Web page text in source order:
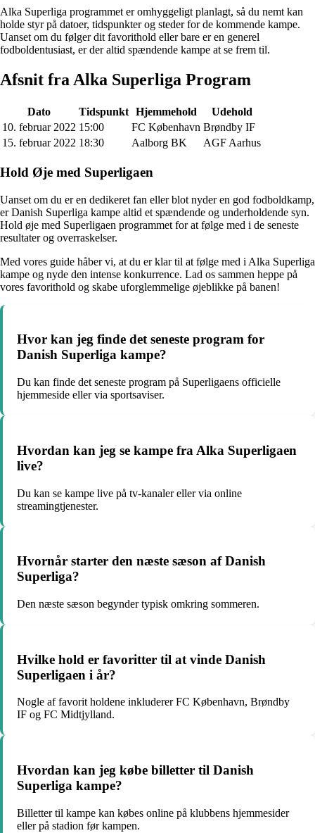
Alka Superliga programmet er omhyggeligt planlagt, så du nemt kan
holde styr på datoer, tidspunkter og steder for de kommende kampe.
Uanset om du følger dit favorithold eller bare er en generel
fodboldentusiast, er der altid spændende kampe at se frem til.
Afsnit fra Alka Superliga Program
Dato Tidspunkt Hjemmehold
Udehold
10. februar 2022 15:00 FC København Brøndby IF
15. februar 2022 18:30 Aalborg BK AGF Aarhus
Hold Øje med Superligaen
Uanset om du er en dedikeret fan eller blot nyder en god fodboldkamp,
er Danish Superliga kampe altid et spændende og underholdende syn.
Hold øje med Superligaen programmet for at følge med i de seneste
resultater og overraskelser.
Med vores guide håber vi, at du er klar til at følge med i Alka Superliga
kampe og nyde den intense konkurrence. Lad os sammen heppe på
vores favorithold og skabe uforglemmelige øjeblikke på banen!
Hvor kan jeg finde det seneste program for
Danish Superliga kampe?
Du kan finde det seneste program på Superligaens officielle
hjemmeside eller via sportsaviser.
Hvordan kan jeg se kampe fra Alka Superligaen
live?
Du kan se kampe live på tv-kanaler eller via online
streamingtjenester.
Hvornår starter den næste sæson af Danish
Superliga?
Den næste sæson begynder typisk omkring sommeren.
Hvilke hold er favoritter til at vinde Danish
Superligaen i år?
Nogle af favorit holdene inkluderer FC København, Brøndby
IF og FC Midtjylland.
Hvordan kan jeg købe billetter til Danish
Superliga kampe?
Billetter til kampe kan købes online på klubbens hjemmesider
eller på stadion før kampen.